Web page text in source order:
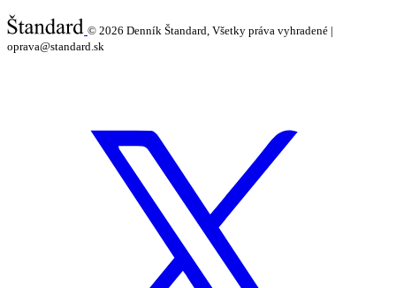
© 2026 Denník Štandard, Všetky práva vyhradené |
oprava@standard.sk